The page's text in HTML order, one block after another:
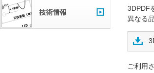
3DPDF
異なる
ご利用